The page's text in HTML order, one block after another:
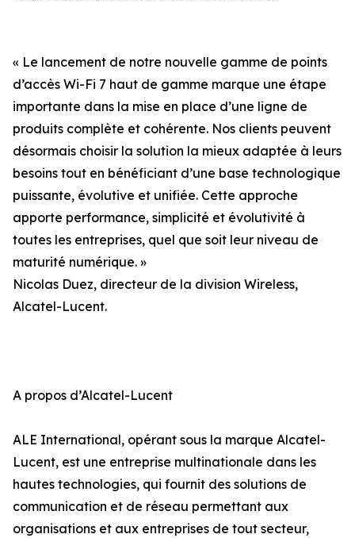
« Le lancement de notre nouvelle gamme de points
d’accès Wi-Fi 7 haut de gamme marque une étape
importante dans la mise en place d’une ligne de
produits complète et cohérente. Nos clients peuvent
désormais choisir la solution la mieux adaptée à leurs
besoins tout en bénéficiant d’une base technologique
puissante, évolutive et unifiée. Cette approche
apporte performance, simplicité et évolutivité à
toutes les entreprises, quel que soit leur niveau de
maturité numérique. »
Nicolas Duez, directeur de la division Wireless,
Alcatel-Lucent.
A propos d’Alcatel-Lucent
ALE International, opérant sous la marque Alcatel-
Lucent, est une entreprise multinationale dans les
hautes technologies, qui fournit des solutions de
communication et de réseau permettant aux
organisations et aux entreprises de tout secteur,